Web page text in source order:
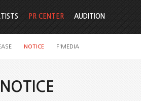
PR CENTER
NOTICE F'MEDIA
AUDITION
NOTICE